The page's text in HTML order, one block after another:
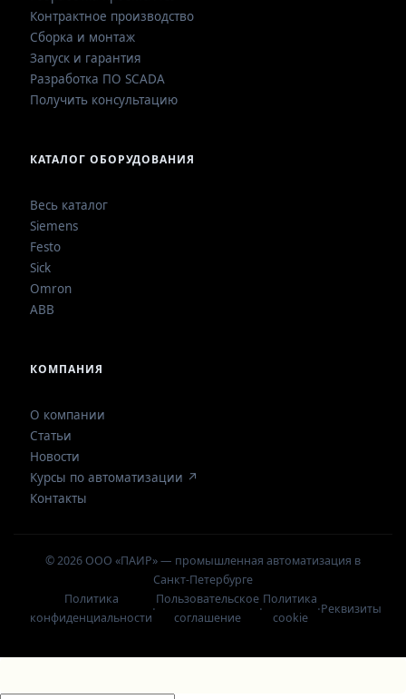
Контрактное производство
Сборка и монтаж
Запуск и гарантия
Разработка ПО SCADA
Получить консультацию
КАТАЛОГ ОБОРУДОВАНИЯ
Весь каталог
Siemens
Festo
Sick
Omron
ABB
КОМПАНИЯ
О компании
Статьи
Новости
Курсы по автоматизации ↗
Контакты
© 2026 ООО «ПАИР» — промышленная автоматизация в
Санкт-Петербурге
Политика
конфиденциальности
·
Пользовательское
соглашение
·
Политика
cookie
·Реквизиты